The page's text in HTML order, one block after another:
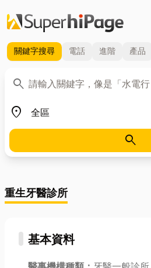
關鍵字搜尋 電話 進階 產品
search
關鍵字
place
地區
search
重生牙醫診所
基本資料